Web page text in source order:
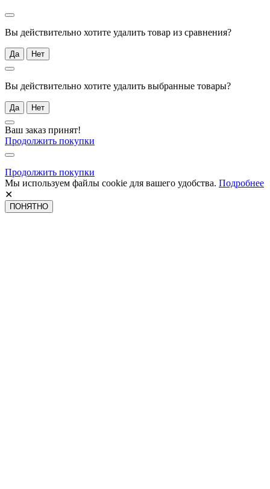
Вы действительно хотите удалить товар из сравнения?
Да Нет
Вы действительно хотите удалить выбранные товары?
Да Нет
Ваш заказ принят!
Продолжить покупки
Продолжить покупки
Мы используем файлы cookie для вашего удобства. Подробнее
✕
ПОНЯТНО